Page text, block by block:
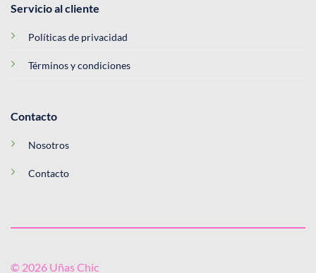
Servicio al cliente
Políticas de privacidad
Términos y condiciones
Contacto
Nosotros
Contacto
© 2026 Uñas Chic